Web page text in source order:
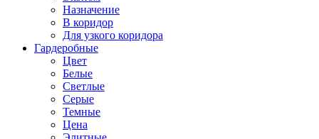
Назначение
В коридор
Для узкого коридора
Гардеробные
Цвет
Белые
Светлые
Серые
Темные
Цена